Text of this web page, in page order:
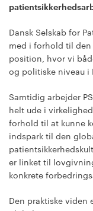
Dansk Selskab for
med i forhold til den
position, hvor vi
og politiske niveau i
Samtidig arbejder
helt ude i
forhold til at kunne
indspark til den
er linket til
konkrete
Den praktiske viden